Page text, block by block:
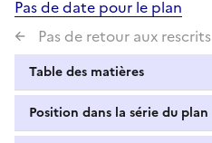
Pas de date pour le plan
Pas de retour aux rescrits
Table des matières
Position dans la série du plan